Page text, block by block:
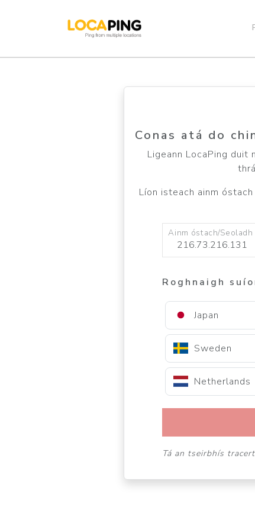
Conas atá do
Ligeann LocaPing duit
Líon isteach ainm
Ainm óstach/Seoladh
Roghnaigh
Japan
Sweden
Netherlands
Tá an tseirbhís